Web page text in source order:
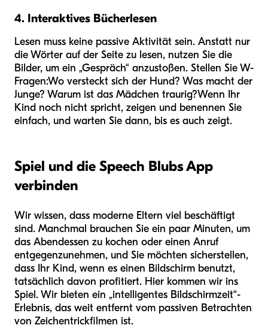
4. Interaktives Bücherlesen
Lesen muss keine passive Aktivität sein. Anstatt nur
die Wörter auf der Seite zu lesen, nutzen Sie die
Bilder, um ein „Gespräch“ anzustoßen. Stellen Sie W-
Fragen:Wo versteckt sich der Hund? Was macht der
Junge? Warum ist das Mädchen traurig?Wenn Ihr
Kind noch nicht spricht, zeigen und benennen Sie
einfach, und warten Sie dann, bis es auch zeigt.
Spiel und die Speech Blubs App
verbinden
Wir wissen, dass moderne Eltern viel beschäftigt
sind. Manchmal brauchen Sie ein paar Minuten, um
das Abendessen zu kochen oder einen Anruf
entgegenzunehmen, und Sie möchten sicherstellen,
dass Ihr Kind, wenn es einen Bildschirm benutzt,
tatsächlich davon profitiert. Hier kommen wir ins
Spiel. Wir bieten ein „intelligentes Bildschirmzeit“-
Erlebnis, das weit entfernt vom passiven Betrachten
von Zeichentrickfilmen ist.